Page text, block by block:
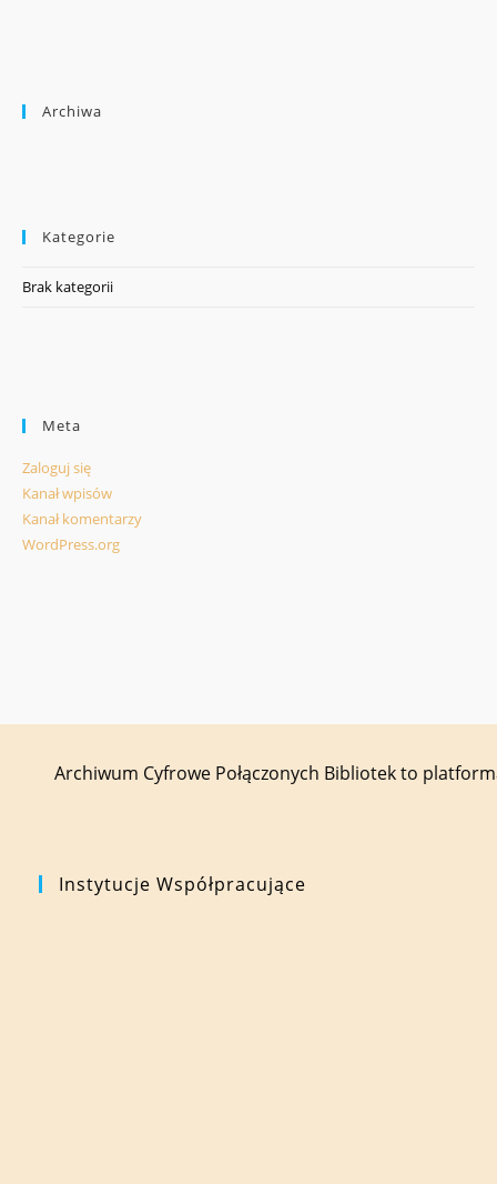
Archiwa
Kategorie
Brak kategorii
Meta
Zaloguj się
Kanał wpisów
Kanał komentarzy
WordPress.org
Archiwum Cyfrowe Połączonych Bibliotek to
Instytucje Współpracujące